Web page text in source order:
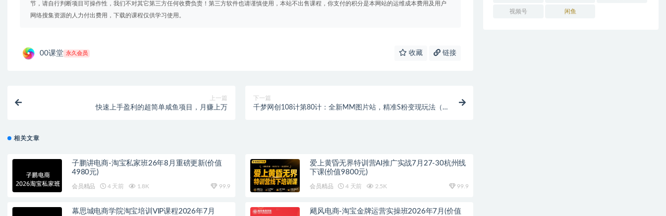
节，请自行判断项目可操作性，我们不对其它第三方任何收费负责！第三方软件也请谨慎使用，本站不出售课程，你支付的积分是本网站的运维成本费用及用户
网络搜集资源的人力付出费用，下载的课程仅供学习使用。
00课堂 永久会员 收藏 链接
上一篇
快速上手盈利的超简单咸鱼项目，月赚上万
下一篇
千梦网创108计第80计：全新MM图片站，精准S粉变现玩法（附
相关文章
子鹏讲电商-淘宝私家班26年8月重磅更新(价值
4980元)
会员精品 4 天前 1.8K 99.9
爱上黄昏无界特训营AI推广实战7月27-30杭州线
下课(价值9800元)
会员精品 4 天前 2.5K 99.9
幕思城电商学院淘宝培训VIP课程2026年7月
飓风电商-淘宝金牌运营实操班2026年7月(价值
视频号 闲鱼